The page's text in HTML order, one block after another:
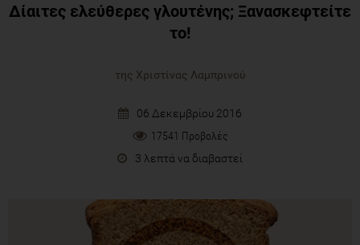
Δίαιτες ελεύθερες γλουτένης; Ξανασκεφτείτε
το!
της Χριστίνας Λαμπρινού
06 Δεκεμβρίου 2016
17541 Προβολές
3 λεπτά να διαβαστεί